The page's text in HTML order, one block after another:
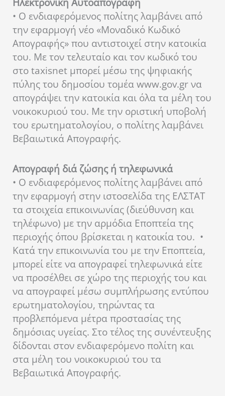
• Ο ενδιαφερόμενος πολίτης λαμβάνει από
την εφαρμογή νέο «Μοναδικό Κωδικό
Απογραφής» που αντιστοιχεί στην κατοικία
του. Με τον τελευταίο και τον κωδικό του
στο taxisnet μπορεί μέσω της ψηφιακής
πύλης του δημοσίου τομέα www.gov.gr να
απογράψει την κατοικία και όλα τα μέλη του
νοικοκυριού του. Με την οριστική υποβολή
του ερωτηματολογίου, ο πολίτης λαμβάνει
Βεβαιωτικά Απογραφής.
Απογραφή διά ζώσης ή τηλεφωνικά
• Ο ενδιαφερόμενος πολίτης λαμβάνει από
την εφαρμογή στην ιστοσελίδα της ΕΛΣΤΑΤ
τα στοιχεία επικοινωνίας (διεύθυνση και
τηλέφωνο) με την αρμόδια Εποπτεία της
περιοχής όπου βρίσκεται η κατοικία του. •
Κατά την επικοινωνία του με την Εποπτεία,
μπορεί είτε να απογραφεί τηλεφωνικά είτε
να προσέλθει σε χώρο της περιοχής του και
να απογραφεί μέσω συμπλήρωσης εντύπου
ερωτηματολογίου, τηρώντας τα
προβλεπόμενα μέτρα προστασίας της
δημόσιας υγείας. Στο τέλος της συνέντευξης
δίδονται στον ενδιαφερόμενο πολίτη και
στα μέλη του νοικοκυριού του τα
Βεβαιωτικά Απογραφής.